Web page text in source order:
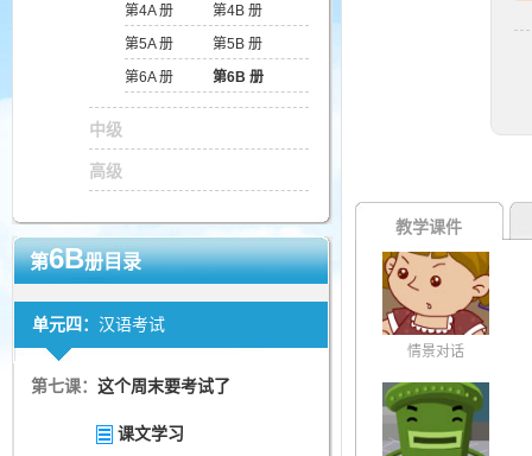
第4A 册
第4B 册
第5A 册
第5B 册
第6A 册
第6B 册
中级
高级
第6B册目录
单元四： 汉语考试
第七课： 这个周末要考试了
课文学习
教学课件
情景对话